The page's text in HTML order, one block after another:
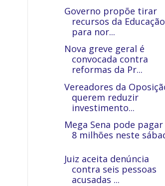
Governo propõe tirar
recursos da Educação
para nor...
Nova greve geral é
convocada contra
reformas da Pr...
Vereadores da
querem reduzir
investimento...
Mega Sena pode pagar
8 milhões neste
Juiz aceita denúncia
contra seis pessoas
acusadas ...